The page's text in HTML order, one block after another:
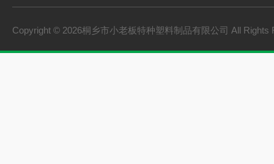
Copyright © 2026桐乡市小老板特种塑料制品有限公司 All